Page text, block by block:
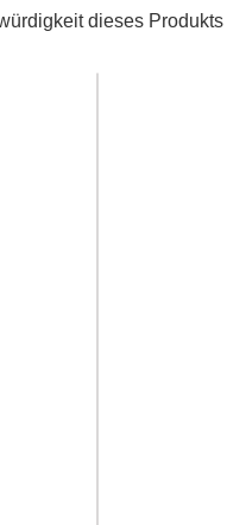
dieses Produkts